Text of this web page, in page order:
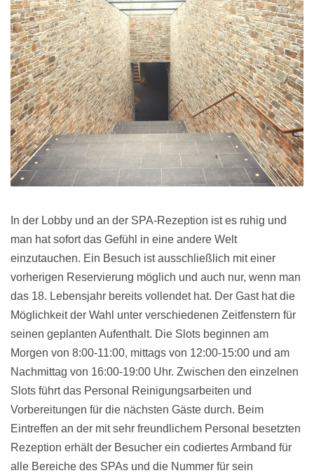
In der Lobby und an der SPA-Rezeption ist es ruhig und
man hat sofort das Gefühl in eine andere Welt
einzutauchen. Ein Besuch ist ausschließlich mit einer
vorherigen Reservierung möglich und auch nur, wenn man
das 18. Lebensjahr bereits vollendet hat. Der Gast hat die
Möglichkeit der Wahl unter verschiedenen Zeitfenstern für
seinen geplanten Aufenthalt. Die Slots beginnen am
Morgen von 8:00-11:00, mittags von 12:00-15:00 und am
Nachmittag von 16:00-19:00 Uhr. Zwischen den einzelnen
Slots führt das Personal Reinigungsarbeiten und
Vorbereitungen für die nächsten Gäste durch. Beim
Eintreffen an der mit sehr freundlichem Personal besetzten
Rezeption erhält der Besucher ein codiertes Armband für
alle Bereiche des SPAs und die Nummer für sein